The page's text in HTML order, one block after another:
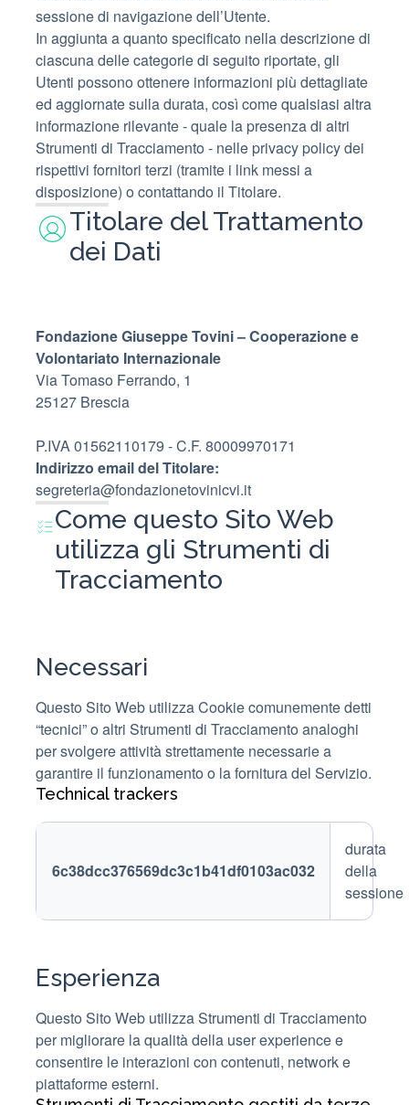
sessione di navigazione dell’Utente.
In aggiunta a quanto specificato nella descrizione di
ciascuna delle categorie di seguito riportate, gli
Utenti possono ottenere informazioni più dettagliate
ed aggiornate sulla durata, così come qualsiasi altra
informazione rilevante - quale la presenza di altri
Strumenti di Tracciamento - nelle privacy policy dei
rispettivi fornitori terzi (tramite i link messi a
disposizione) o contattando il Titolare.
Titolare del Trattamento
dei Dati
Fondazione Giuseppe Tovini – Cooperazione e
Volontariato Internazionale
Via Tomaso Ferrando, 1
25127 Brescia
P.IVA 01562110179 - C.F. 80009970171
Indirizzo email del Titolare:
segreteria@fondazionetovinicvi.it
Come questo Sito Web
utilizza gli Strumenti di
Tracciamento
Necessari
Questo Sito Web utilizza Cookie comunemente detti
“tecnici” o altri Strumenti di Tracciamento analoghi
per svolgere attività strettamente necessarie a
garantire il funzionamento o la fornitura del Servizio.
Technical trackers
6c38dcc376569dc3c1b41df0103ac032
durata
della
sessione
Esperienza
Questo Sito Web utilizza Strumenti di Tracciamento
per migliorare la qualità della user experience e
consentire le interazioni con contenuti, network e
piattaforme esterni.